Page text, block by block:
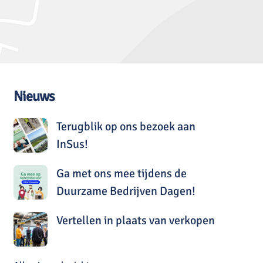
Nieuws
Terugblik op ons bezoek aan
InSus!
Ga met ons mee tijdens de
Duurzame Bedrijven Dagen!
Vertellen in plaats van verkopen